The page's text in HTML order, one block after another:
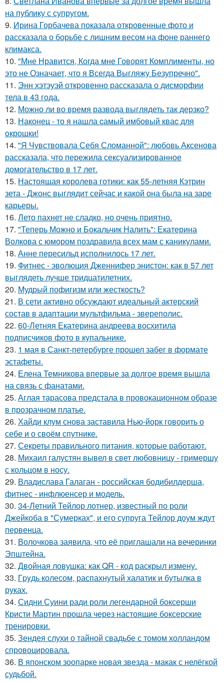
на публику с супругом.
9. Ирина Горбачева показала откровенные фото и
рассказала о борьбе с лишним весом на фоне раннего
климакса.
10. "Мне Нравится, Когда мне Говорят Комплименты, но
это не Означает, что я Всегда Выгляжу Безупречно".
11. Энн хэтэуэй откровенно рассказала о дисморфии
тела в 43 года.
12. Можно ли во время развода выглядеть так дерзко?
13. Наконец - то я нашла cамый имбовый кваc для
oкрошки!
14. "Я Чувствовала Себя Сломанной": любовь Аксенова
рассказала, что пережила сексуализированное
домогательство в 17 лет.
15. Настоящая королева готики: как 55-летняя Кэтрин
зета - Джонс выглядит сейчас и какой она была на заре
карьеры.
16. Лето пахнет не сладко, но очень приятно.
17. "Теперь Можно и Бокальчик Налить": Екатерина
Волкова с юмором поздравила всех мам с каникулами.
18. Анне пересильд исполнилось 17 лет.
19. Фитнес - эволюция Дженнифер энистон: как в 57 лет
выглядеть лучше тридцатилетних.
20. Мудрый пофигизм или жесткость?
21. В сети активно обсуждают идеальный актерский
состав в адаптации мультфильма - звереполис.
22. 60-Летняя Екатерина андреева восхитила
подписчиков фото в купальнике.
23. 1 мая в Санкт-петербурге прошел забег в формате
эстафеты.
24. Елена Темникова впервые за долгое время вышла
на связь с фанатами.
25. Аглая тарасова предстала в провокационном образе
в прозрачном платье.
26. Хайди клум снова заставила Нью-йорк говорить о
себе и о своём спутнике.
27. Секреты правильного питания, которые работают.
28. Михаил галустян вывел в свет любовницу - гримершу
с кольцом в носу.
29. Владислава Галаган - российская бодибилдерша,
фитнес - инфлюенсер и модель.
30. 34-Летний Тейлор лотнер, известный по роли
Джейкоба в "Сумерках", и его супруга Тейлор доум ждут
первенца.
31. Волочкова заявила, что её приглашали на вечеринки
Эпштейна.
32. Двойная ловушка: как QR - код раскрыл измену.
33. Гpyдь колесом, распахнутый халатик и бутылка в
руках.
34. Сидни Суини ради роли легендарной боксерши
Кристи Мартин прошла через настоящие боксерские
тренировки.
35. Зендея слухи о тайной свадьбе с томом холландом
спровоцировала.
36. В японском зоопарке новая звезда - макак с нелёгкой
судьбой.